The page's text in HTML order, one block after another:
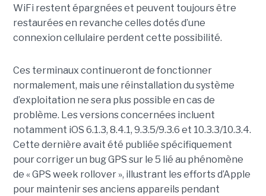
WiFi restent épargnées et peuvent toujours être
restaurées en revanche celles dotés d’une
connexion cellulaire perdent cette possibilité.
Ces terminaux continueront de fonctionner
normalement, mais une réinstallation du système
d’exploitation ne sera plus possible en cas de
problème. Les versions concernées incluent
notamment iOS 6.1.3, 8.4.1, 9.3.5/9.3.6 et 10.3.3/10.3.4.
Cette dernière avait été publiée spécifiquement
pour corriger un bug GPS sur le 5 lié au phénomène
de « GPS week rollover », illustrant les efforts d’Apple
pour maintenir ses anciens appareils pendant